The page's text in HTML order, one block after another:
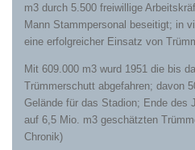
m3 durch 5.500 freiwillige
Mann Stammpersonal beseitigt; in
eine erfolgreicher Einsatz von
Mit 609.000 m3 wurd 1951 die bis
Trümmerschutt abgefahren; davon
Gelände für das Stadion; Ende des
auf 6,5 Mio. m3 geschätzten
Chronik)